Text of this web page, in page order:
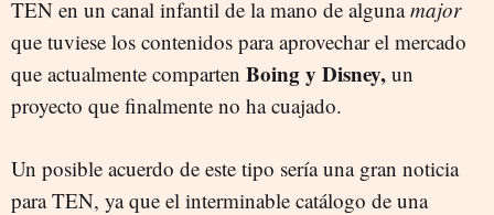
TEN en un canal infantil de la mano de algunamajor
que tuviese los contenidos para aprovechar el mercado
que actualmente comparten Boing y Disney, un
proyecto que finalmente no ha cuajado.
Un posible acuerdo de este tipo sería una gran noticia
para TEN, ya que el interminable catálogo de una